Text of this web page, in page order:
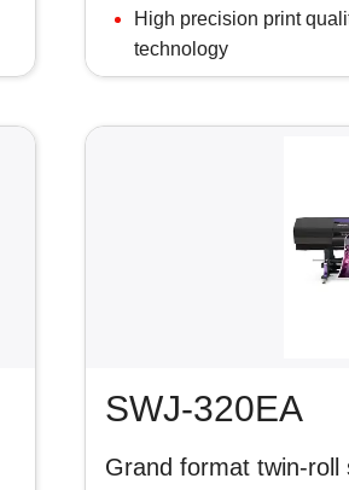
High precision print
technology
SWJ-320EA
Grand format twin-roll